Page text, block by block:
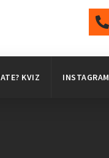
KVIZ INSTAGRAM